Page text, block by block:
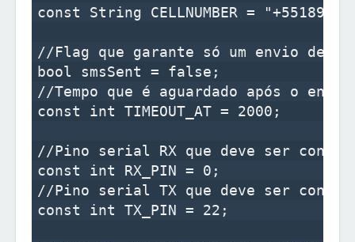
const String CELLNUMBER =
//Flag que garante só um envio de
bool smsSent = false;
//Tempo que é aguardado após o
const int TIMEOUT_AT = 2000;
//Pino serial RX que deve ser
const int RX_PIN = 0;
//Pino serial TX que deve ser
const int TX_PIN = 22;